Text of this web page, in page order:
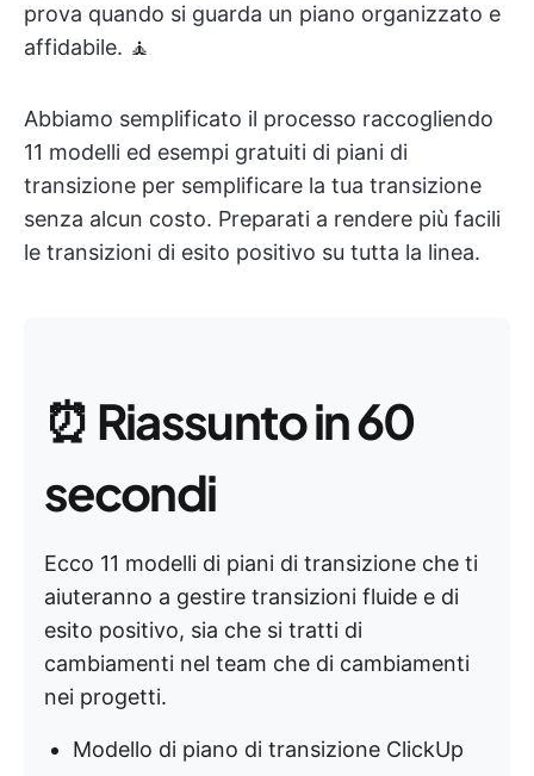
prova quando si guarda un piano organizzato e
affidabile. 🧘
Abbiamo semplificato il processo raccogliendo
11 modelli ed esempi gratuiti di piani di
transizione per semplificare la tua transizione
senza alcun costo. Preparati a rendere più facili
le transizioni di esito positivo su tutta la linea.
⏰ Riassunto in 60
secondi
Ecco 11 modelli di piani di transizione che ti
aiuteranno a gestire transizioni fluide e di
esito positivo, sia che si tratti di
cambiamenti nel team che di cambiamenti
nei progetti.
Modello di piano di transizione ClickUp